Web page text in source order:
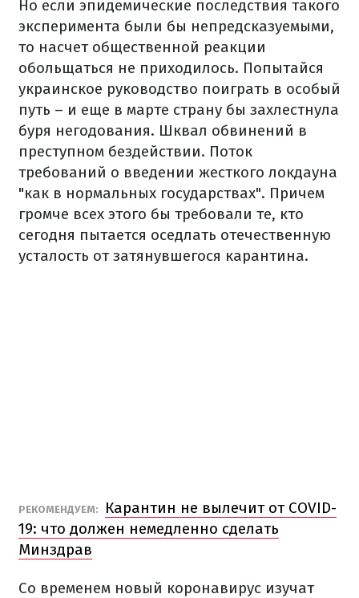
Но если эпидемические последствия такого
эксперимента были бы непредсказуемыми,
то насчет общественной реакции
обольщаться не приходилось. Попытайся
украинское руководство поиграть в особый
путь – и еще в марте страну бы захлестнула
буря негодования. Шквал обвинений в
преступном бездействии. Поток
требований о введении жесткого локдауна
"как в нормальных государствах". Причем
громче всех этого бы требовали те, кто
сегодня пытается оседлать отечественную
усталость от затянувшегося карантина.
РЕКОМЕНДУЕМ:
Карантин не вылечит от COVID-
19: что должен немедленно сделать
Минздрав
Со временем новый коронавирус изучат